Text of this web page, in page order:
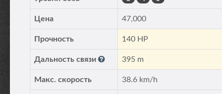
Цена 47,000
Прочность 140 HP
Дальность связи 395 m
Макс. скорость 38.6 km/h